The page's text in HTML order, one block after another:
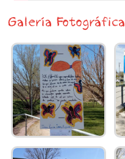
Galería Fotográfica